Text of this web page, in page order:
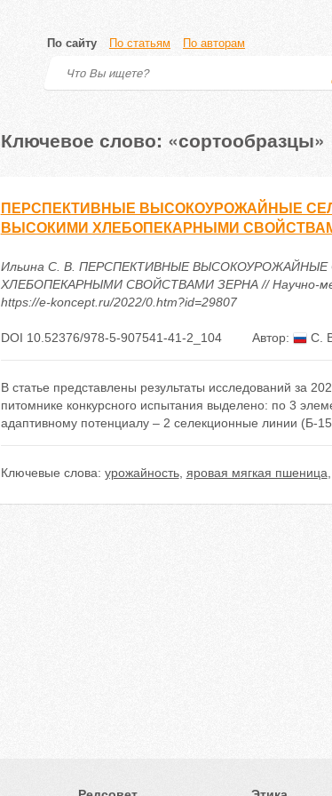
По сайту По статьям По авторам
Ключевое слово: «сортообразцы»
ПЕРСПЕКТИВНЫЕ ВЫСОКОУРОЖАЙНЫЕ
ВЫСОКИМИ ХЛЕБОПЕКАРНЫМИ
Ильина С. В. ПЕРСПЕКТИВНЫЕ
ХЛЕБОПЕКАРНЫМИ СВОЙСТВАМИ ЗЕРНА // Научно-
https://e-koncept.ru/2022/0.htm?id=29807
DOI 10.52376/978-5-907541-41-2_104 Автор: С.
В статье представлены результаты исследований за
питомнике конкурсного испытания выделено: по 3
адаптивному потенциалу – 2 селекционные линии (Б-
Ключевые слова: урожайность, яровая мягкая пшеница